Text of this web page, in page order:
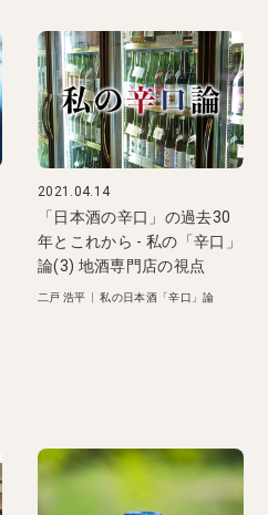
2021.04.14
「日本酒の辛口」の過去30
年とこれから - 私の「辛口」
論(3) 地酒専門店の視点
二戸 浩平 |私の日本酒「辛口」論